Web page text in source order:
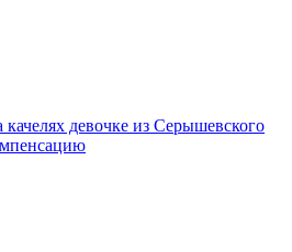
девочке из Серышевского